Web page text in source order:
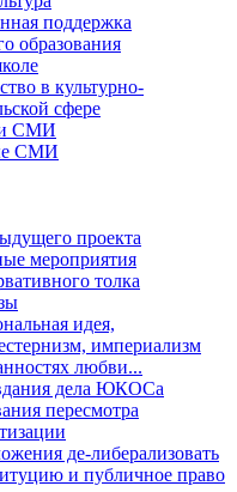
поддержка
образования
в культурно-
сфере
и СМИ
СМИ
проекта
мероприятия
толка
идея,
империализм
любви...
дела ЮКОСа
пересмотра
де-либерализовать
и публичное право